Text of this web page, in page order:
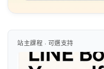
站主課程 · 可選支持